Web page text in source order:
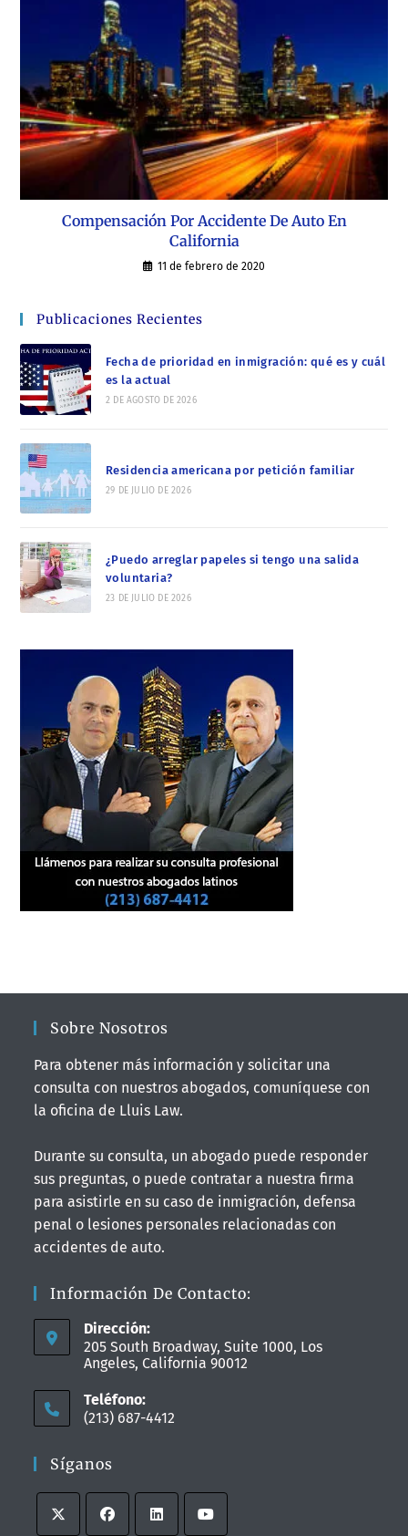
Compensación Por Accidente De Auto En
California
11 de febrero de 2020
Publicaciones Recientes
Fecha de prioridad en inmigración: qué es y cuál
es la actual
2 DE AGOSTO DE 2026
Residencia americana por petición familiar
29 DE JULIO DE 2026
¿Puedo arreglar papeles si tengo una salida
voluntaria?
23 DE JULIO DE 2026
Sobre Nosotros
Para obtener más información y solicitar una
consulta con nuestros abogados, comuníquese con
la oficina de Lluis Law.
Durante su consulta, un abogado puede responder
sus preguntas, o puede contratar a nuestra firma
para asistirle en su caso de inmigración, defensa
penal o lesiones personales relacionadas con
accidentes de auto.
Información De Contacto:
Dirección:
205 South Broadway, Suite 1000, Los
Angeles, California 90012
Teléfono:
(213) 687-4412
Síganos